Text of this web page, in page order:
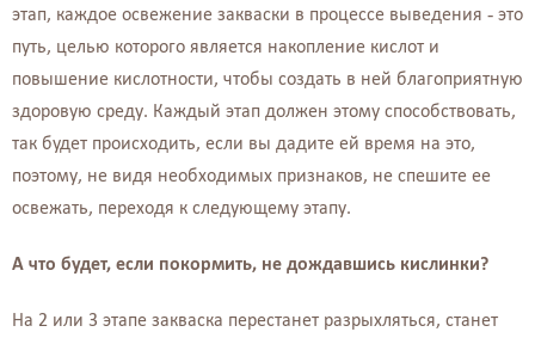
этап, каждое освежение закваски в процессе выведения - это
путь, целью которого является накопление кислот и
повышение кислотности, чтобы создать в ней благоприятную
здоровую среду. Каждый этап должен этому способствовать,
так будет происходить, если вы дадите ей время на это,
поэтому, не видя необходимых признаков, не спешите ее
освежать, переходя к следующему этапу.
А что будет, если покормить, не дождавшись кислинки?
На 2 или 3 этапе закваска перестанет разрыхляться, станет